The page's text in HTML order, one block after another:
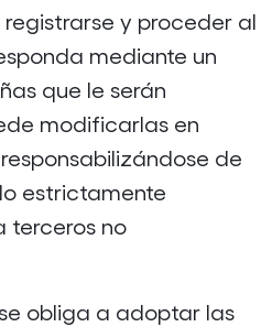
y proceder al
mediante un
que le serán
modificarlas en
de
estrictamente
terceros no
obliga a adoptar las